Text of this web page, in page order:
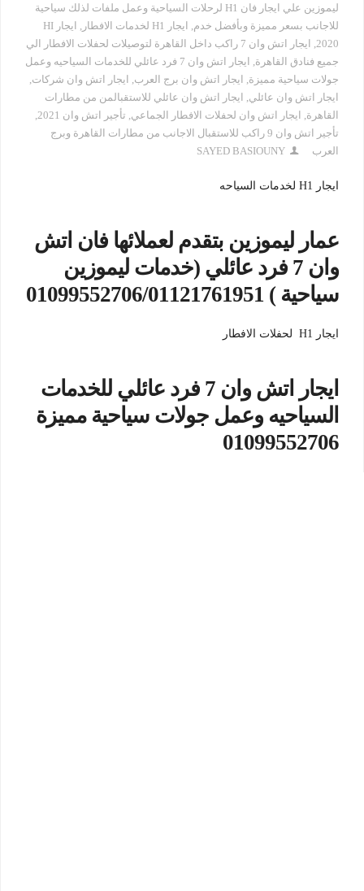
ليموزين علي ايجار فان H1 لرحلات السياحية وعمل ملفات لذلك سياحية
للاجانب بسعر مميزة وبأفضل خدم, ايجار H1 لخدمات الافطار ,
ايجار HI
2020
,
ايجار اتش وان 7 راكب داخل القاهرة لتوصيلات لحفلات الافطار الي
جميع فنادق القاهرة,
ايجار اتش وان 7 فرد عائلي للخدمات السياحيه وعمل
جولات سياحية مميزة, ايجار اتش وان برج العرب, ايجار اتش وان شركات,
ايجار اتش وان عائلي, ايجار اتش وان عائلي للاستقبالمن من مطارات
القاهرة, ايجار اتش وان لحفلات الافطار الجماعي, تأجير اتش وان 2021
,
تأجير اتش وان 9 راكب للاستقبال الاجانب من مطارات القاهرة وبرج
العرب
SAYED BASIOUNY
ايجار H1 لخدمات السياحه
عمار ليموزين بتقدم لعملائها فان اتش
وان 7 فرد عائلي (خدمات ليموزين
سياحية ) 01099552706/01121761951
ايجار H1 لحفلات الافطار
ايجار اتش وان 7 فرد عائلي للخدمات
السياحيه وعمل جولات سياحية مميزة
01099552706